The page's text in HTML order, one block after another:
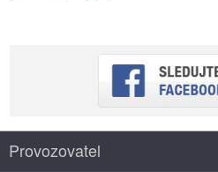
Provozovatel